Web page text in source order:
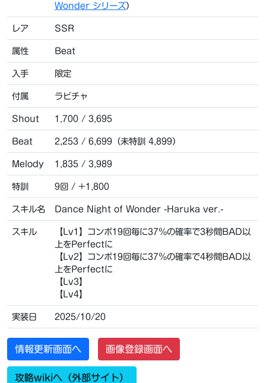
Wonder シリーズ）
レア SSR
属性 Beat
入手 限定
付属 ラビチャ
Shout 1,700 / 3,695
Beat 2,253 / 6,699（未特訓 4,899）
Melody 1,835 / 3,989
特訓 9回 / +1,800
スキル名 Dance Night of Wonder -Haruka ver.-
スキル
【Lv1】コンボ19回毎に37％の確率で3秒間BAD以
上をPerfectに
【Lv2】コンボ19回毎に37％の確率で4秒間BAD以
上をPerfectに
【Lv3】
【Lv4】
実装日 2025/10/20
情報更新画面へ 画像登録画面へ
攻略wikiへ（外部サイト）